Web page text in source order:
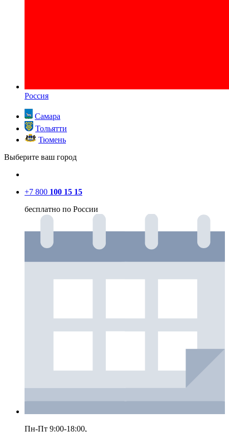
Россия
Самара
Тольятти
Тюмень
Выберите ваш город
+7 800 100 15 15
бесплатно по России
Пн-Пт 9:00-18:00,